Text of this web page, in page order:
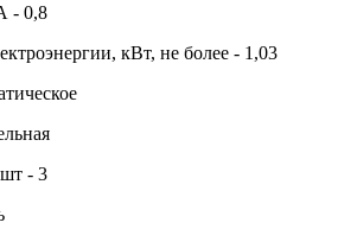
- 0,8
кВт, не более - 1,03
- 3